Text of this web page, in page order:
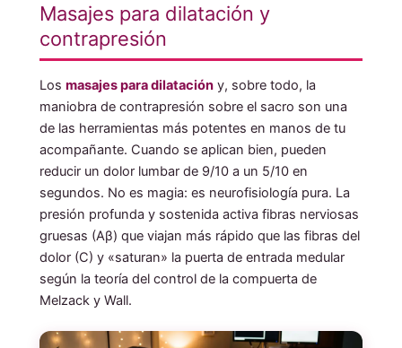
Masajes para dilatación y
contrapresión
Los masajes para dilatación y, sobre todo, la
maniobra de contrapresión sobre el sacro son una
de las herramientas más potentes en manos de tu
acompañante. Cuando se aplican bien, pueden
reducir un dolor lumbar de 9/10 a un 5/10 en
segundos. No es magia: es neurofisiología pura. La
presión profunda y sostenida activa fibras nerviosas
gruesas (Aβ) que viajan más rápido que las fibras del
dolor (C) y «saturan» la puerta de entrada medular
según la teoría del control de la compuerta de
Melzack y Wall.